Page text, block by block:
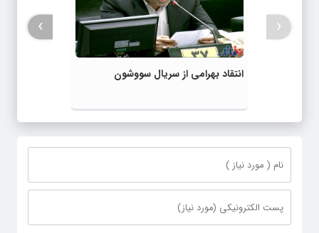
انتقاد بهرامی از سریال سووشون
‹
›